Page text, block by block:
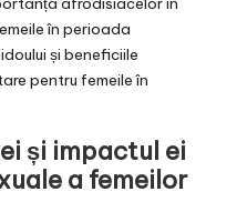
în perioada
și beneficiile
pentru femeile în
și impactul ei
a femeilor